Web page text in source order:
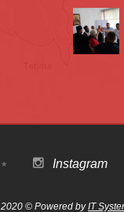
Instagram
2020 © Powered byIT